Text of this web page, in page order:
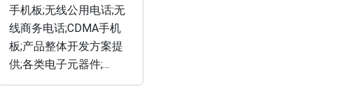
手机板;无线公用电话;无
线商务电话;CDMA手机
板;产品整体开发方案提
供;各类电子元器件;...